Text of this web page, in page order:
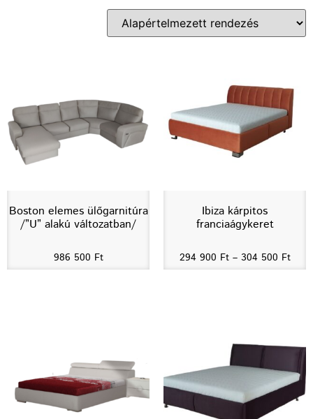
Boston elemes ülőgarnitúra
/”U” alakú változatban/
986 500 Ft
Ibiza kárpitos
franciaágykeret
294 900 Ft – 304 500 Ft